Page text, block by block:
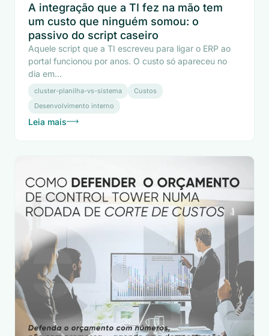
A integração que a TI fez na mão tem
um custo que ninguém somou: o
passivo do script caseiro
Aquele script que a TI escreveu para ligar o ERP ao
portal funcionou por anos. O custo só apareceu no
dia em...
cluster-planilha-vs-sistema
Custos
Desenvolvimento interno
Leia mais